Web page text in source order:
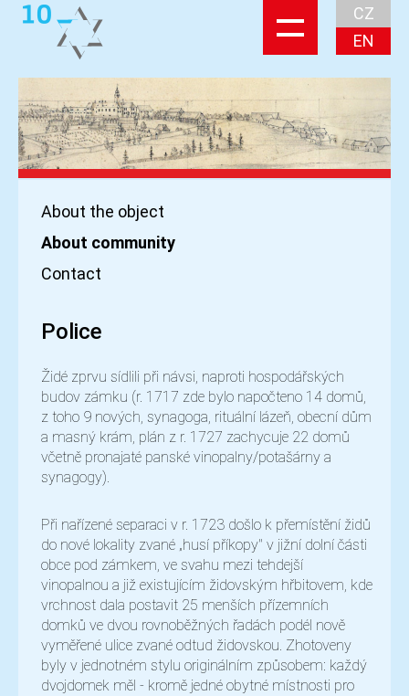
CZ
EN
About the object
About community
Contact
Police
Židé zprvu sídlili při návsi, naproti hospodářských
budov zámku (r. 1717 zde bylo napočteno 14 domů,
z toho 9 nových, synagoga, rituální lázeň, obecní dům
a masný krám, plán z r. 1727 zachycuje 22 domů
včetně pronajaté panské vinopalny/potašárny a
synagogy).
Při nařízené separaci v r. 1723 došlo k přemístění židů
do nové lokality zvané „husí příkopy" v jižní dolní části
obce pod zámkem, ve svahu mezi tehdejší
vinopalnou a již existujícím židovským hřbitovem, kde
vrchnost dala postavit 25 menších přízemních
domků ve dvou rovnoběžných řadách podél nově
vyměřené ulice zvané odtud židovskou. Zhotoveny
byly v jednotném stylu originálním způsobem: každý
dvojdomek měl - kromě jedné obytné místnosti pro